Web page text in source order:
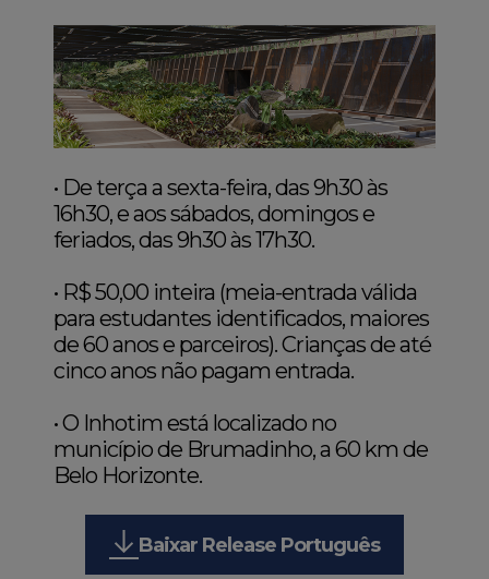
• De terça a sexta-feira, das 9h30 às
16h30, e aos sábados, domingos e
feriados, das 9h30 às 17h30.
• R$ 50,00 inteira (meia-entrada válida
para estudantes identificados, maiores
de 60 anos e parceiros). Crianças de até
cinco anos não pagam entrada.
• O Inhotim está localizado no
município de Brumadinho, a 60 km de
Belo Horizonte.
Baixar Release Português